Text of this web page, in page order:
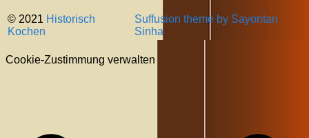
© 2021 Historisch
Kochen
Suffusion theme by Sayontan
Sinha
Cookie-Zustimmung verwalten